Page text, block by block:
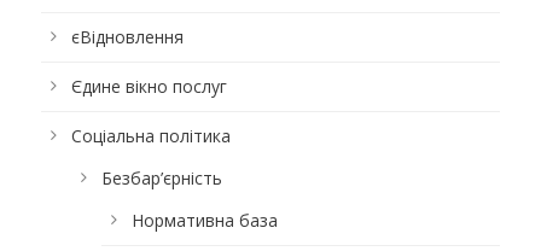
єВідновлення
Єдине вікно послуг
Соціальна політика
Безбар’єрність
Нормативна база